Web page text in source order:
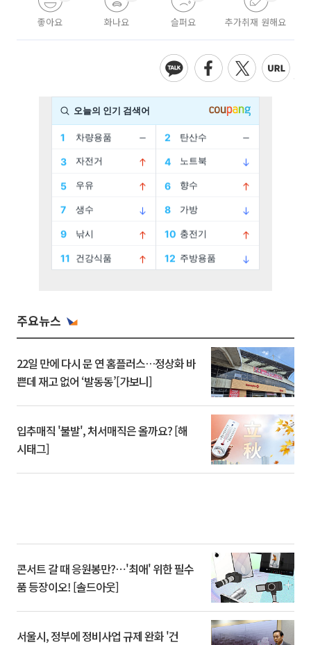
좋아요 화나요 슬퍼요 추가취재 원해요
주요뉴스
22일 만에 다시 문 연 홈플러스…정상화 바
쁜데 재고 없어 ‘발동동’[가보니]
입추매직 '불발', 처서매직은 올까요? [해
시태그]
콘서트 갈 때 응원봉만?⋯'최애' 위한 필수
품 등장이오! [솔드아웃]
서울시, 정부에 정비사업 규제 완화 '건